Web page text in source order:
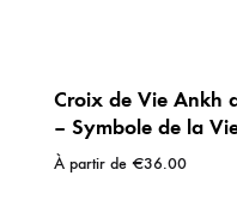
Croix de Vie Ankh
– Symbole de la
À partir de €36.00